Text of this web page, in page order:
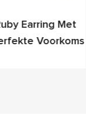
Earring Met
Voorkoms